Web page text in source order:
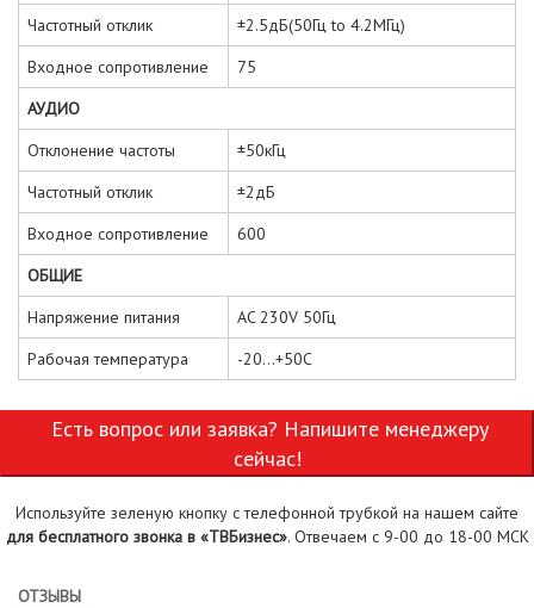
Частотный отклик
±2.5дБ(50Гц to 4.2МГц)
Входное сопротивление
75
АУДИО
Отклонение частоты
±50кГц
Частотный отклик
±2дБ
Входное сопротивление
600
ОБЩИЕ
Напряжение питания
AC 230V 50Гц
Рабочая температура
-20...+50С
сейчас!
Используйте зеленую кнопку с телефонной трубкой на нашем сайте
для бесплатного звонка в «ТВБизнес». Отвечаем с 9-00 до 18-00 МСК
ОТЗЫВЫ